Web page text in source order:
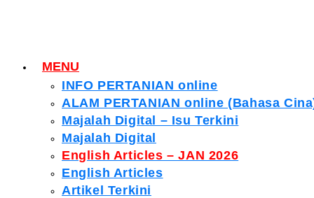
MENU
INFO PERTANIAN online
ALAM PERTANIAN online (Bahasa
Majalah Digital – Isu Terkini
Majalah Digital
English Articles – JAN 2026
English Articles
Artikel Terkini